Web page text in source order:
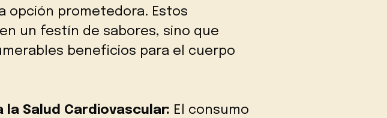
opción prometedora. Estos
un festín de sabores, sino que
beneficios para el cuerpo
la Salud Cardiovascular: El consumo